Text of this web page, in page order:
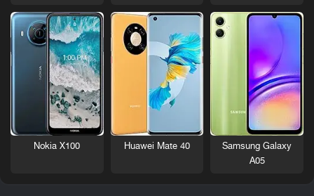
Samsung Galaxy
A05
Huawei Mate 40
Nokia X100